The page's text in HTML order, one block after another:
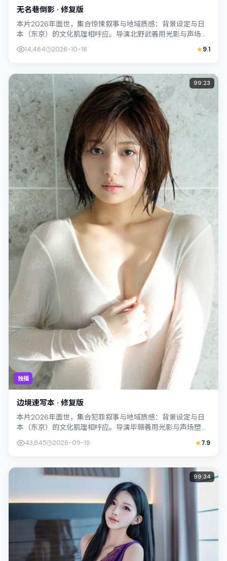
无名巷倒影 · 修复版
本片2026年面世，集合惊悚叙事与地域质感：背景设定与日
本（东京）的文化肌理相呼应。导演北野武善用光影与声场塑
造孤独感，李康生饰演角色的抉择牵动...
14,464 2026-10-16 9.1
独播
99:23
边境速写本 · 修复版
本片2026年面世，集合犯罪叙事与地域质感：背景设定与日
本（东京）的文化肌理相呼应。导演毕赣善用光影与声场塑造
43,845 2026-09-19 7.9
99:34